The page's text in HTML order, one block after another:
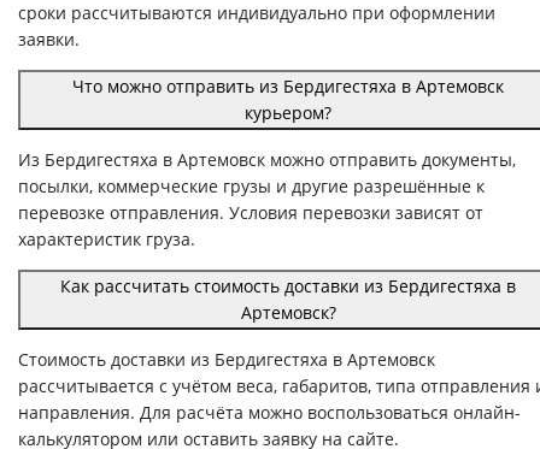
сроки рассчитываются индивидуально при оформлении
заявки.
Что можно отправить из Бердигестяха в Артемовск
курьером?
Из Бердигестяха в Артемовск можно отправить документы,
посылки, коммерческие грузы и другие разрешённые к
перевозке отправления. Условия перевозки зависят от
характеристик груза.
Как рассчитать стоимость доставки из Бердигестяха в
Артемовск?
Стоимость доставки из Бердигестяха в Артемовск
рассчитывается с учётом веса, габаритов, типа отправления
направления. Для расчёта можно воспользоваться онлайн-
калькулятором или оставить заявку на сайте.